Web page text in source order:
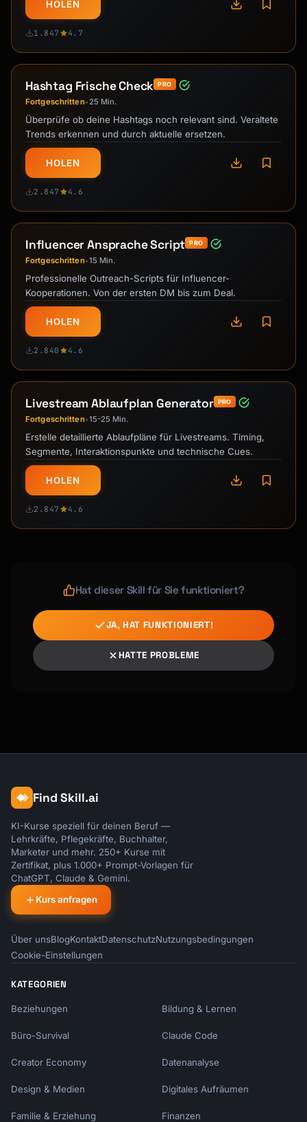
HOLEN
1.847 4.7
Hashtag Frische Check PRO
Fortgeschritten•25 Min.
Überprüfe ob deine Hashtags noch relevant sind. Veraltete
Trends erkennen und durch aktuelle ersetzen.
HOLEN
2.847 4.6
Influencer Ansprache Script PRO
Fortgeschritten•15 Min.
Professionelle Outreach-Scripts für Influencer-
Kooperationen. Von der ersten DM bis zum Deal.
HOLEN
2.840 4.6
Livestream Ablaufplan Generator PRO
Fortgeschritten•15-25 Min.
Erstelle detaillierte Ablaufpläne für Livestreams. Timing,
Segmente, Interaktionspunkte und technische Cues.
HOLEN
2.847 4.6
Hat dieser Skill für Sie funktioniert?
JA, HAT FUNKTIONIERT!
HATTE PROBLEME
Find Skill.ai
KI-Kurse speziell für deinen Beruf —
Lehrkräfte, Pflegekräfte, Buchhalter,
Marketer und mehr. 250+ Kurse mit
Zertifikat, plus 1.000+ Prompt-Vorlagen für
ChatGPT, Claude & Gemini.
Kurs anfragen
Über unsBlogKontaktDatenschutzNutzungsbedingungen
Cookie-Einstellungen
KATEGORIEN
Beziehungen Bildung & Lernen
Büro-Survival Claude Code
Creator Economy Datenanalyse
Design & Medien Digitales Aufräumen
Familie & Erziehung Finanzen